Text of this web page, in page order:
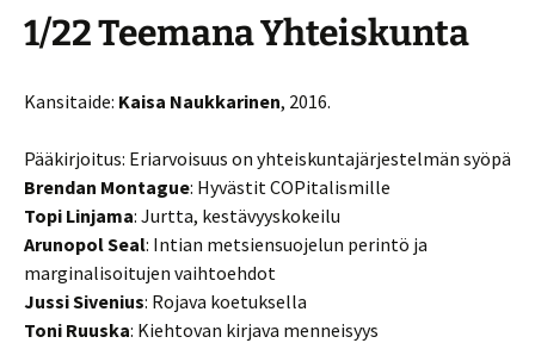
1/22 Teemana Yhteiskunta
Kansitaide: Kaisa Naukkarinen, 2016.
Pääkirjoitus: Eriarvoisuus on yhteiskuntajärjestelmän syöpä
Brendan Montague: Hyvästit COPitalismille
Topi Linjama: Jurtta, kestävyyskokeilu
Arunopol Seal: Intian metsiensuojelun perintö ja
marginalisoitujen vaihtoehdot
Jussi Sivenius: Rojava koetuksella
Toni Ruuska: Kiehtovan kirjava menneisyys